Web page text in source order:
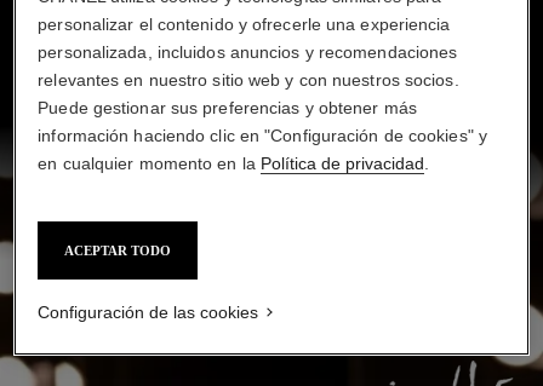
personalizar el contenido y ofrecerle una experiencia
personalizada, incluidos anuncios y recomendaciones
relevantes en nuestro sitio web y con nuestros socios.
Puede gestionar sus preferencias y obtener más
información haciendo clic en "Configuración de cookies" y
en cualquier momento en la Política de privacidad
ACEPTAR TODO
Configuración de las cookies